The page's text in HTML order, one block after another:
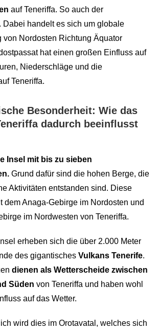
auf Teneriffa. So auch der
. Dabei handelt es sich um globale
von Nordosten Richtung Äquator
hat einen großen Einfluss auf
Niederschläge und die
Teneriffa.
Besonderheit: Wie das
dadurch beeinflusst
Insel mit bis zu sieben
Grund dafür sind die hohen Berge, die
Aktivitäten entstanden sind. Diese
dem Anaga-Gebirge im Nordosten und
im Nordwesten von Teneriffa.
erheben sich die über 2.000 Meter
des gigantisches Vulkans Tenerife.
dienen als Wetterscheide zwischen
Süden von Teneriffa und haben wohl
auf das Wetter.
wird dies im Orotavatal, welches sich